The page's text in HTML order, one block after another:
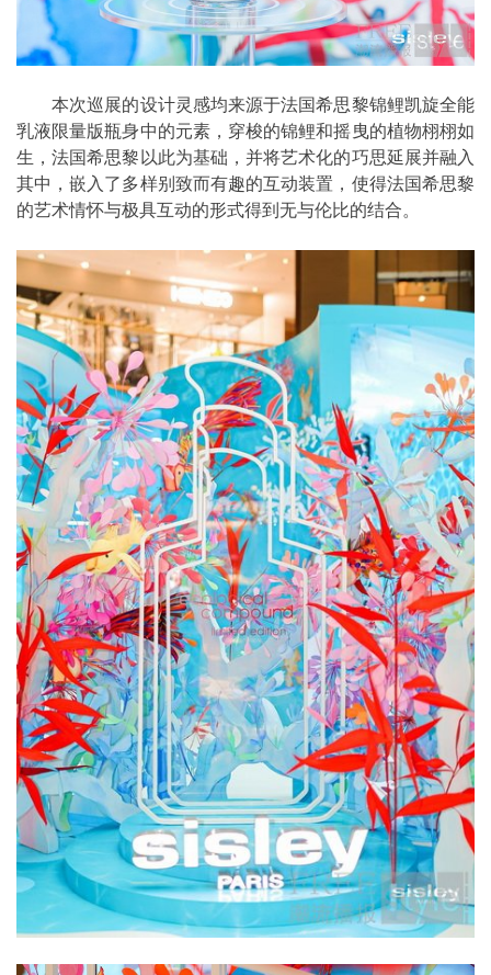
本次巡展的设计灵感均来源于法国希思黎锦鲤凯旋全能
乳液限量版瓶身中的元素，穿梭的锦鲤和摇曳的植物栩栩如
生，法国希思黎以此为基础，并将艺术化的巧思延展并融入
其中，嵌入了多样别致而有趣的互动装置，使得法国希思黎
的艺术情怀与极具互动的形式得到无与伦比的结合。